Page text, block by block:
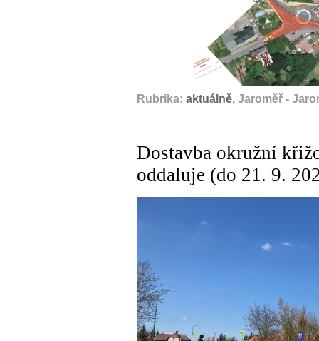
Rubrika: aktuálně, Jaroměř -
Dostavba okružní
oddaluje (do 21. 9.